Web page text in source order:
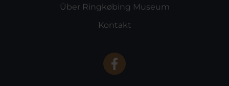
Über Ringkøbing Museum
Kontakt